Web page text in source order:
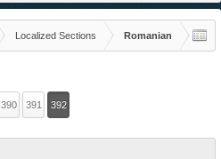
Localized Sections Romanian
390 391 392